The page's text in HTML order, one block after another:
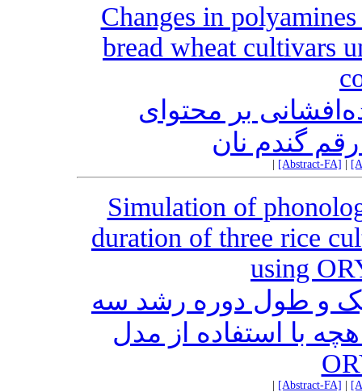
Changes in
bread wheat cultivars
بر محتوای
گندم نان
[Abstract-FA]
Simulation of
duration of three rice
using
و طول دوره رشد سه
با استفاده از مدل
[Abstract-FA]